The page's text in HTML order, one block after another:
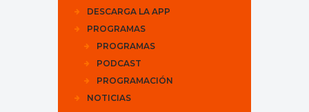
DESCARGA LA APP
PROGRAMAS
PROGRAMAS
PODCAST
PROGRAMACIÓN
NOTICIAS